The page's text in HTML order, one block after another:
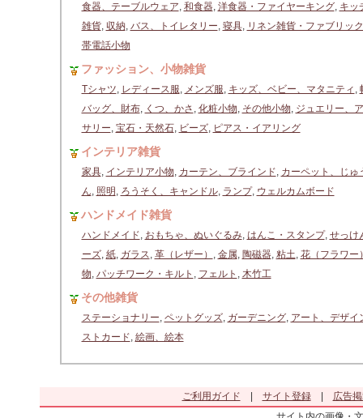
食器、テーブルウェア, 和食器, 洋食器・ファイヤーキング, キッ
雑貨, 収納, バス、トイレタリー, 寝具, リネン雑貨・ファブリック
帯電話小物
ファッション、小物雑貨
Tシャツ, レディース服, メンズ服, キッズ、ベビー、マタニティ ,
バッグ、財布, くつ、かさ , 化粧小物, その他小物, ジュエリー、
サリー, 宝石・天然石, ビーズ, ピアス・イアリング
インテリア雑貨
家具, インテリア小物, カーテン、ブラインド, カーペット、じゅ
ん, 照明 , ろうそく、キャンドル, ランプ, ウェルカムボード
ハンドメイド雑貨
ハンドメイド, おもちゃ、ぬいぐるみ, はんこ・スタンプ, せっけ
ーズ, 紙, ガラス, 革（レザー） , 金属, 陶磁器, 粘土, 花（フラワー
物, パッチワーク・キルト , フェルト , 木竹工
その他雑貨
ステーショナリー, ペットグッズ, ガーデニング, アート、デザイ
ストカード, 絵画、絵本
ご利用ガイド サイト登録|
広告